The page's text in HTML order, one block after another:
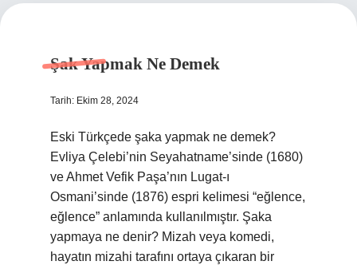
Şak Yapmak Ne Demek
Tarih: Ekim 28, 2024
Eski Türkçede şaka yapmak ne demek?
Evliya Çelebi’nin Seyahatname’sinde (1680)
ve Ahmet Vefik Paşa’nın Lugat-ı
Osmani’sinde (1876) espri kelimesi “eğlence,
eğlence” anlamında kullanılmıştır. Şaka
yapmaya ne denir? Mizah veya komedi,
hayatın mizahi tarafını ortaya çıkaran bir